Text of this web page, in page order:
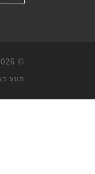
© 2026
מונע